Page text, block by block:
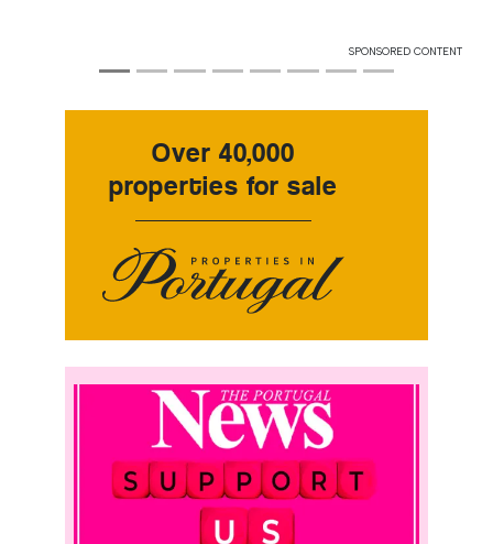
SPONSORED CONTENT
Over 40,000
properties for sale